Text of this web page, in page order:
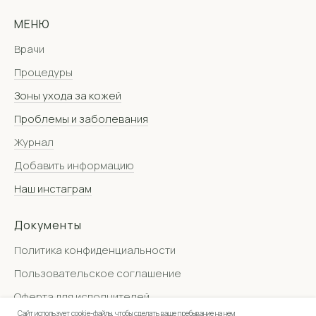
МЕНЮ
Врачи
Процедуры
Зоны ухода за кожей
Проблемы и заболевания
Журнал
Добавить информацию
Наш инстаграм
Документы
Политика конфиденциальности
Пользовательское соглашение
Оферта для исполнителей
Сайт использует cookie-файлы, чтобы сделать ваше пребывание на нем